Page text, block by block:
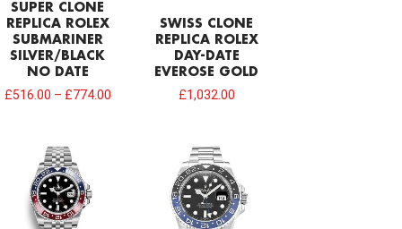
SUPER CLONE
REPLICA ROLEX
SUBMARINER
SILVER/BLACK
NO DATE
£516.00 – £774.00
SWISS CLONE
REPLICA ROLEX
DAY-DATE
EVEROSE GOLD
£1,032.00